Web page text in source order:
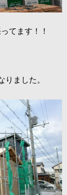
てます！！
ました。